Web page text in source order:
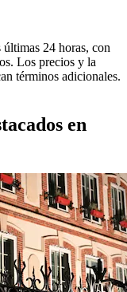
24 horas, con
Los precios y la
términos adicionales.
en